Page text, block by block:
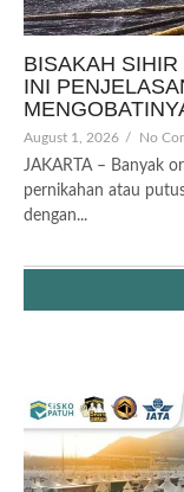
BISAKAH
INI
August 1, 2026 / No
JAKARTA – Banyak
pernikahan atau
dengan...